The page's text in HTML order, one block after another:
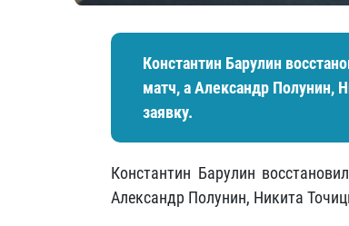
Константин Барулин
матч, а Александр Полунин,
заявку.
Константин Барулин
Александр Полунин, Никита